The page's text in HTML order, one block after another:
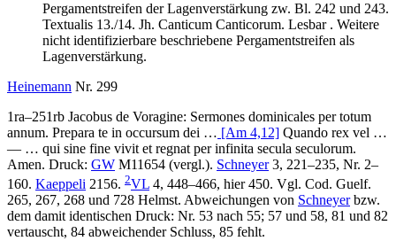
Pergamentstreifen der Lagenverstärkung zw. Bl. 242 und 243.
Textualis 13./14. Jh. Canticum Canticorum. Lesbar . Weitere
nicht identifizierbare beschriebene Pergamentstreifen als
Lagenverstärkung.
Heinemann Nr. 299
1ra–251rb Jacobus de Voragine: Sermones dominicales per totum
annum. Prepara te in occursum dei … [Am 4,12] Quando rex vel …
— … qui sine fine vivit et regnat per infinita secula seculorum.
Amen. Druck: GW M11654 (vergl.). Schneyer3, 221–235, Nr. 2–
160. Kaeppeli 2156. 2VL 4, 448–466, hier 450. Vgl. Cod. Guelf.
265, 267, 268 und 728 Helmst. Abweichungen von Schneyerbzw.
dem damit identischen Druck: Nr. 53 nach 55; 57 und 58, 81 und 82
vertauscht, 84 abweichender Schluss, 85 fehlt.